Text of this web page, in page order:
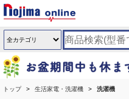
トップ 生活家電・洗濯機 洗濯機